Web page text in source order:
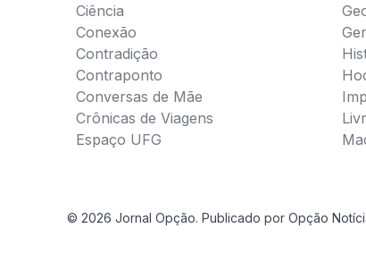
Ciência
Conexão
Contradição
Contraponto
Conversas de Mãe
Crônicas de Viagens
Espaço UFG
© 2026 Jornal Opção. Publicado por Opção